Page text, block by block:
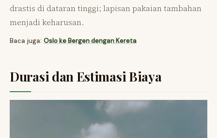
drastis di dataran tinggi; lapisan pakaian tambahan
menjadi keharusan.
Baca juga: Oslo ke Bergen dengan Kereta
Durasi dan Estimasi Biaya